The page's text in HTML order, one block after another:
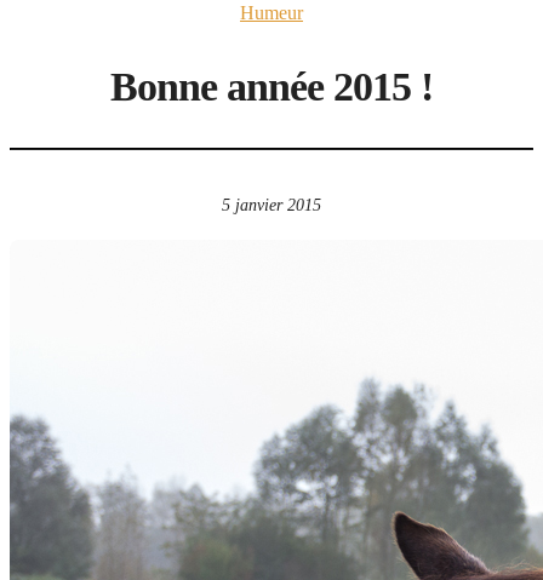
Humeur
Bonne année 2015 !
5 janvier 2015